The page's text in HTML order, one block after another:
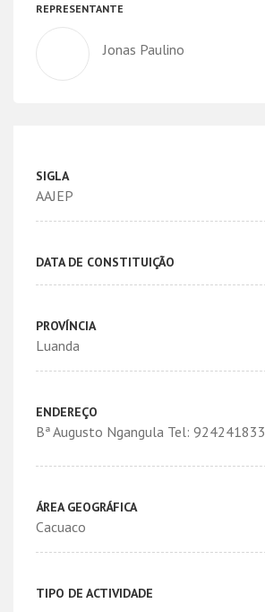
REPRESENTANTE
Jonas Paulino
SIGLA
AAJEP
DATA DE CONSTITUIÇÃO
PROVÍNCIA
Luanda
ENDEREÇO
Bª Augusto Ngangula Tel: 924241833
ÁREA GEOGRÁFICA
Cacuaco
TIPO DE ACTIVIDADE